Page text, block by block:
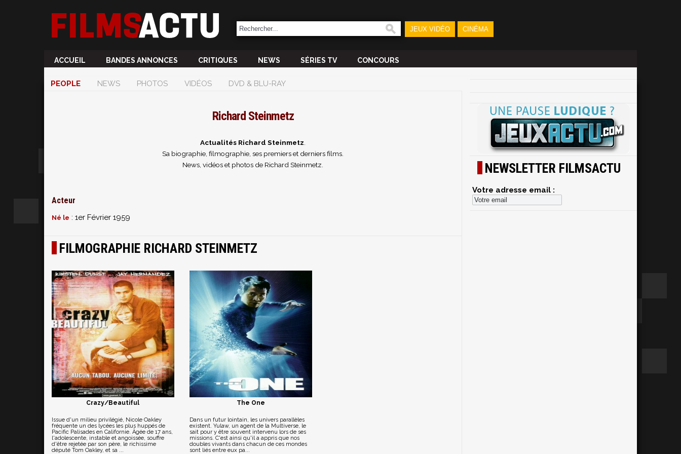
JEUX VIDÉO CINÉMA
ACCUEIL BANDES ANNONCES CRITIQUES NEWS SÉRIES TV CONCOURS
PEOPLE NEWS PHOTOS VIDÉOS DVD & BLU-RAY
Richard Steinmetz
Actualités Richard Steinmetz
Sa biographie, filmographie, ses premiers et derniers films.
News, vidéos et photos de Richard Steinmetz.
Acteur
Né le : 1er Février 1959
FILMOGRAPHIE RICHARD STEINMETZ
Crazy/Beautiful
Issue d'un milieu privilégié, Nicole Oakley
fréquente un des lycées les plus huppés de
Pacific Palisades en Californie. Âgée de 17 ans,
l'adolescente, instable et angoissée, souffre
d'être rejetée par son père, le richissime
député Tom Oakley, et sa ...
The One
Dans un futur lointain, les univers parallèles
existent. Yulaw, un agent de la Multiverse, le
sait pour y être souvent intervenu lors de ses
missions. C'est ainsi qu'il a appris que nos
doubles vivants dans chacun de ces mondes
sont liés entre eux pa...
NEWSLETTER FILMSACTU
Votre adresse email :